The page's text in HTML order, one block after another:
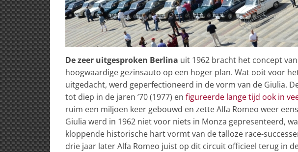
De zeer uitgesproken Berlina uit 1962 bracht het concept
hoogwaardige gezinsauto op een hoger plan. Wat ooit voor
uitgedacht, werd geperfectioneerd in de vorm van de Giulia.
tot diep in de jaren ’70 (1977) en figureerde lange tijd ook in
ruim een miljoen keer gebouwd en zette Alfa Romeo weer
Giulia werd in 1962 niet voor niets in Monza gepresenteerd,
kloppende historische hart vormt van de talloze race-
drie jaar later Alfa Romeo juist op dit circuit officieel terug in